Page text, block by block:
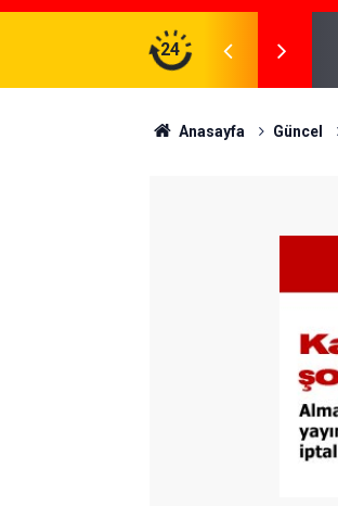
24
Gerekenler: Telegram Gruplarında Daha
Anasayfa Güncel